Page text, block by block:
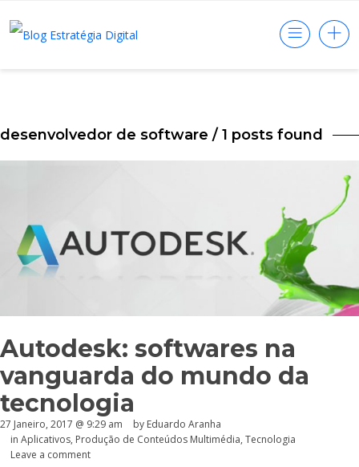
desenvolvedor de software / 1 posts found
Autodesk: softwares na
vanguarda do mundo da
tecnologia
27 Janeiro, 2017 @ 9:29 am by Eduardo Aranha
in Aplicativos, Produção de Conteúdos Multimédia, Tecnologia
Leave a comment